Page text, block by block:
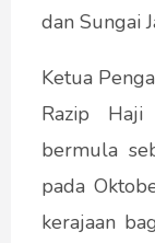
dan Sungai
Ketua
Razip Haji
bermula
pada
kerajaan